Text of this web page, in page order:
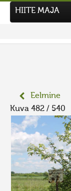
Tegutse
Kuvavõistlused
UUS KUVAVÕISTLUS
Hiite
VANEMAD
HIITE MAJA
Eelmine
Kuva 482 / 540